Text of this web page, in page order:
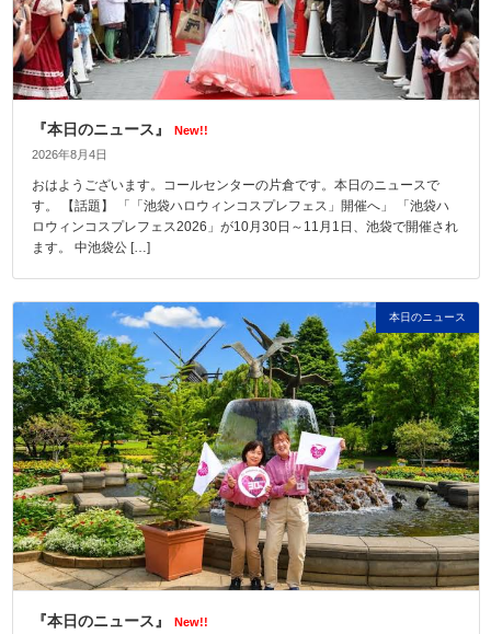
『本日のニュース』
New!!
2026年8月4日
おはようございます。コールセンターの片倉です。本日のニュースで
す。 【話題】 「「池袋ハロウィンコスプレフェス」開催へ」 「池袋ハ
ロウィンコスプレフェス2026」が10月30日～11月1日、池袋で開催され
ます。 中池袋公 […]
本日のニュース
『本日のニュース』
New!!